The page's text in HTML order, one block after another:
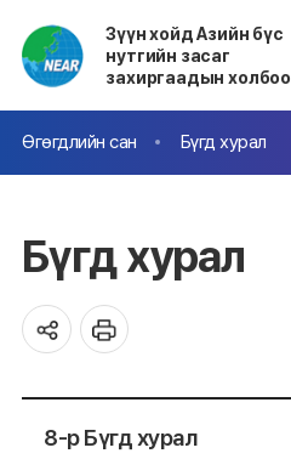
Зүүн хойд Азийн бүс
нутгийн засаг
захиргаадын холбоо
Өгөгдлийн сан Бүгд хурал
Бүгд хурал
8-р Бүгд хурал